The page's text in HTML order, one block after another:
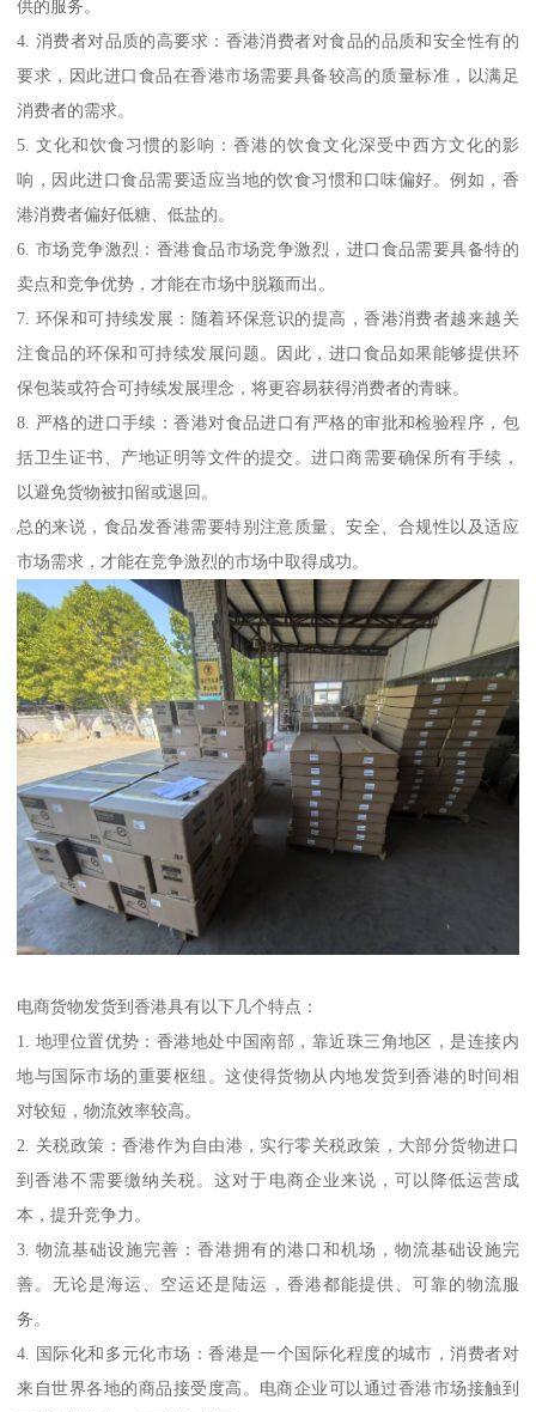
供的服务。
4. 消费者对品质的高要求：香港消费者对食品的品质和安全性有的
要求，因此进口食品在香港市场需要具备较高的质量标准，以满足
消费者的需求。
5. 文化和饮食习惯的影响：香港的饮食文化深受中西方文化的影
响，因此进口食品需要适应当地的饮食习惯和口味偏好。例如，香
港消费者偏好低糖、低盐的。
6. 市场竞争激烈：香港食品市场竞争激烈，进口食品需要具备特的
卖点和竞争优势，才能在市场中脱颖而出。
7. 环保和可持续发展：随着环保意识的提高，香港消费者越来越关
注食品的环保和可持续发展问题。因此，进口食品如果能够提供环
保包装或符合可持续发展理念，将更容易获得消费者的青睐。
8. 严格的进口手续：香港对食品进口有严格的审批和检验程序，包
括卫生证书、产地证明等文件的提交。进口商需要确保所有手续，
以避免货物被扣留或退回。
总的来说，食品发香港需要特别注意质量、安全、合规性以及适应
市场需求，才能在竞争激烈的市场中取得成功。
电商货物发货到香港具有以下几个特点：
1. 地理位置优势：香港地处中国南部，靠近珠三角地区，是连接内
地与国际市场的重要枢纽。这使得货物从内地发货到香港的时间相
对较短，物流效率较高。
2. 关税政策：香港作为自由港，实行零关税政策，大部分货物进口
到香港不需要缴纳关税。这对于电商企业来说，可以降低运营成
本，提升竞争力。
3. 物流基础设施完善：香港拥有的港口和机场，物流基础设施完
善。无论是海运、空运还是陆运，香港都能提供、可靠的物流服
务。
4. 国际化和多元化市场：香港是一个国际化程度的城市，消费者对
来自世界各地的商品接受度高。电商企业可以通过香港市场接触到